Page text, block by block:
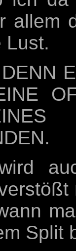
allem
Lust.
Split